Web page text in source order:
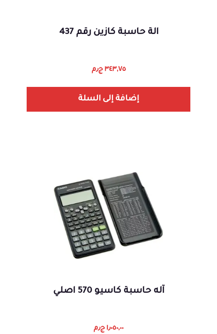
الة حاسبة كازين رقم 437
٣٤٣,٧٥ ج٫م
إضافة إلى السلة
آله حاسبة كاسيو 570 اصلي
١٫٠٥٠,٠٠ ج٫م